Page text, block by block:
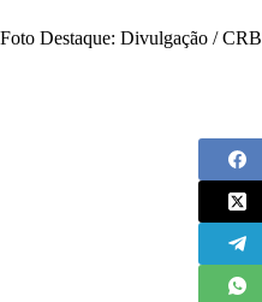
Foto Destaque: Divulgação / CRB